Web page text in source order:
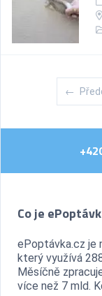
←
Co je
ePoptávka.cz je
který využívá
Měsíčně
více než 7 mld.